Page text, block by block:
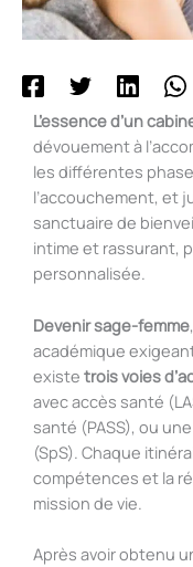
L’essence d’un
dévouement à
les différentes
l’accouchement, et
sanctuaire de
intime et rassurant,
personnalisée.
Devenir sage-femme
académique
existe trois voies
avec accès santé
santé (PASS), ou
(SpS). Chaque
compétences et la
mission de vie.
Après avoir obtenu